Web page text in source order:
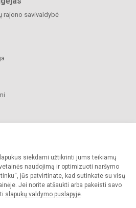
siekdami užtikrinti jums teikiamų
naudojimą ir optimizuoti naršymo
jūs patvirtinate, kad sutinkate su visų
Jei norite atšaukti arba pakeisti savo
slapukų valdymo puslapyje.
rajono savivaldybė
administracijos sutikimo griežtai
draudžiama.
Slapukų valdymas